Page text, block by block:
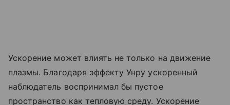
Ускорение может влиять не только на движение
плазмы. Благодаря эффекту Унру ускоренный
наблюдатель воспринимал бы пустое
пространство как тепловую среду. Ускорение